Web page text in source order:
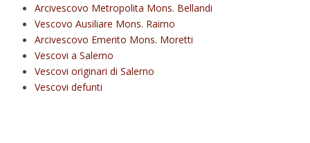
Arcivescovo Metropolita Mons. Bellandi
Vescovo Ausiliare Mons. Raimo
Arcivescovo Emerito Mons. Moretti
Vescovi a Salerno
Vescovi originari di Salerno
Vescovi defunti